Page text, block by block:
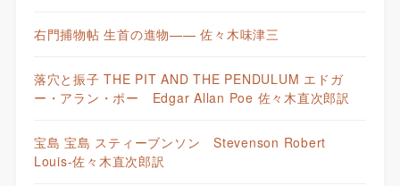
右門捕物帖 生首の進物—— 佐々木味津三
落穴と振子 THE PIT AND THE PENDULUM エドガ
ー・アラン・ポー Edgar Allan Poe 佐々木直次郎訳
宝島 宝島 スティーブンソン Stevenson Robert
Louis-佐々木直次郎訳